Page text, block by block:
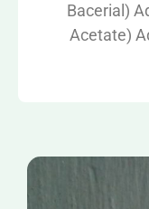
Bacerial)
Acetate)